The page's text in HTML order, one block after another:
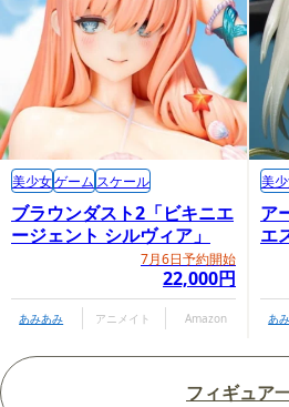
ブラウンダスト2「ビキニエ
ージェント シルヴィア」
7月6日予約開始
22,000円
美少女ゲーム スケール
あみあみ アニメイト Amazon
ア
エ
美
あ
フィギュア